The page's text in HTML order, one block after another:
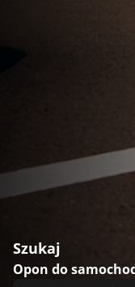
Szukaj
Opon do